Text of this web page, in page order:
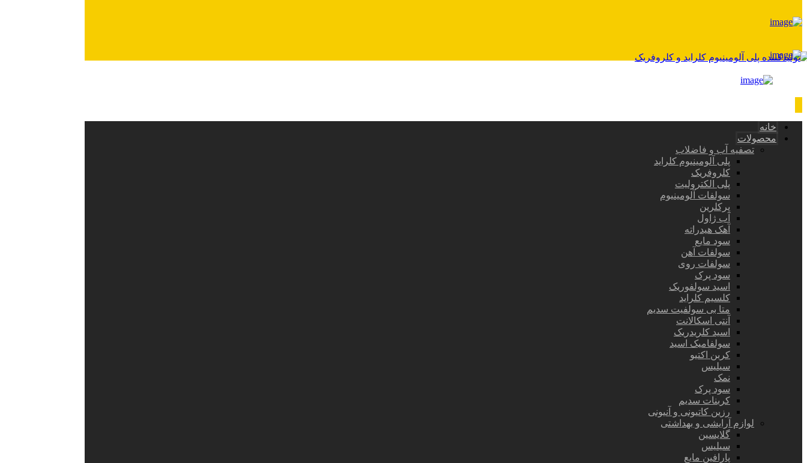
خانه
محصولات
تصفیه آب و فاضلاب
پلی آلومینیوم کلراید
کلروفریک
پلی الکترولیت
سولفات آلومینیوم
پرکلرین
آب ژاول
آهک هیدراته
سود مایع
سولفات آهن
سولفات روی
سود پرک
اسید سولفوریک
کلسیم کلراید
متا بی سولفیت سدیم
آنتی اسکالانت
اسید کلریدریک
سولفامیک اسید
کربن اکتیو
سیلیس
نمک
سود پرک
کربنات سدیم
رزین کاتیونی و آنیونی
لوازم آرایشی و بهداشتی
گلایسین
سیلیس
پارافین مایع